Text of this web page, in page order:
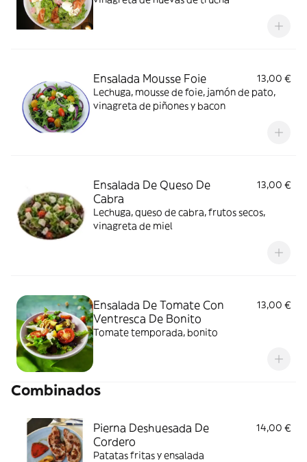
Ensalada Mousse Foie
13,00 €
Lechuga, mousse de foie, jamón de pato,
vinagreta de piñones y bacon
Ensalada De Queso De
Cabra
13,00 €
Lechuga, queso de cabra, frutos secos,
vinagreta de miel
Ensalada De Tomate Con
Ventresca De Bonito
13,00 €
Tomate temporada, bonito
Combinados
Pierna Deshuesada De
Cordero
14,00 €
Patatas fritas y ensalada